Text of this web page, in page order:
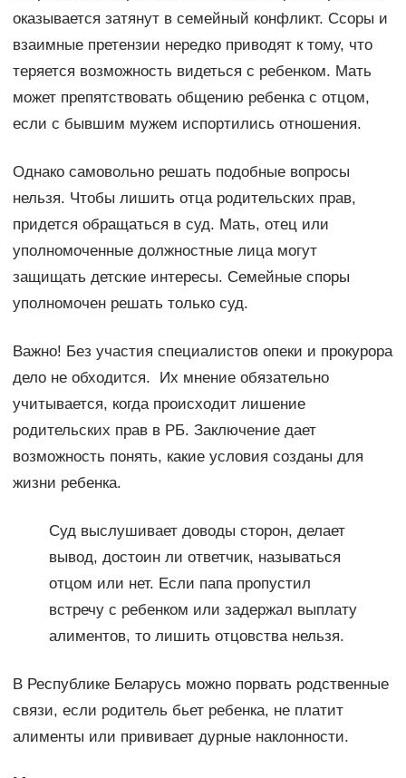
оказывается затянут в семейный конфликт. Ссоры и
взаимные претензии нередко приводят к тому, что
теряется возможность видеться с ребенком. Мать
может препятствовать общению ребенка с отцом,
если с бывшим мужем испортились отношения.
Однако самовольно решать подобные вопросы
нельзя. Чтобы лишить отца родительских прав,
придется обращаться в суд. Мать, отец или
уполномоченные должностные лица могут
защищать детские интересы. Семейные споры
уполномочен решать только суд.
Важно! Без участия специалистов опеки и прокурора
дело не обходится. Их мнение обязательно
учитывается, когда происходит лишение
родительских прав в РБ. Заключение дает
возможность понять, какие условия созданы для
жизни ребенка.
Суд выслушивает доводы сторон, делает
вывод, достоин ли ответчик, называться
отцом или нет. Если папа пропустил
встречу с ребенком или задержал выплату
алиментов, то лишить отцовства нельзя.
В Республике Беларусь можно порвать родственные
связи, если родитель бьет ребенка, не платит
алименты или прививает дурные наклонности.